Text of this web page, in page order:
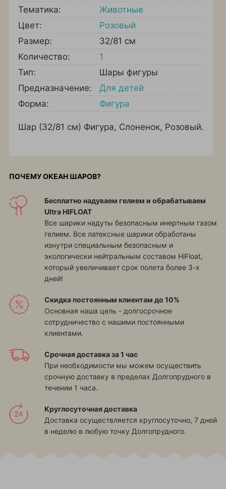
Тематика:
Животные
Цвет:
Розовый
Размер:
32/81 см
Количество:
1
Тип:
Шары фигуры
Предназначение:
Для детей
Форма:
Фигура
Шар (32/81 см) Фигура, Слоненок, Розовый.
ПОЧЕМУ ОКЕАН ШАРОВ?
Бесплатно надуваем гелием и обрабатываем
Ultra HIFLOAT
Все шарики надуты безопасным инертным газом
гелием. Все латексные шарики обработаны
изнутри специальным безопасным и
экологически нейтральным составом HiFloat,
который увеличивает срок полета более 3-х
дней!
Скидка постоянным клиентам до 10%
Основная наша цель - долгосрочное
сотрудничество с нашими постоянными
клиентами.
Срочная доставка за 1 час
При необходимости мы можем осуществить
срочную доставку в пределах Долгопрудного в
течении 1 часа.
Круглосуточная доставка
Доставка осуществляется круглосуточно, 7 дней
в неделю в любую точку Долгопрудного.